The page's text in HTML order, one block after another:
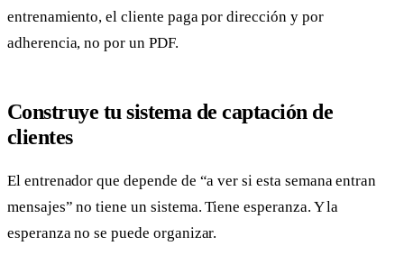
entrenamiento, el cliente paga por dirección y por
adherencia, no por un PDF.
Construye tu sistema de captación de
clientes
El entrenador que depende de “a ver si esta semana entran
mensajes” no tiene un sistema. Tiene esperanza. Y la
esperanza no se puede organizar.